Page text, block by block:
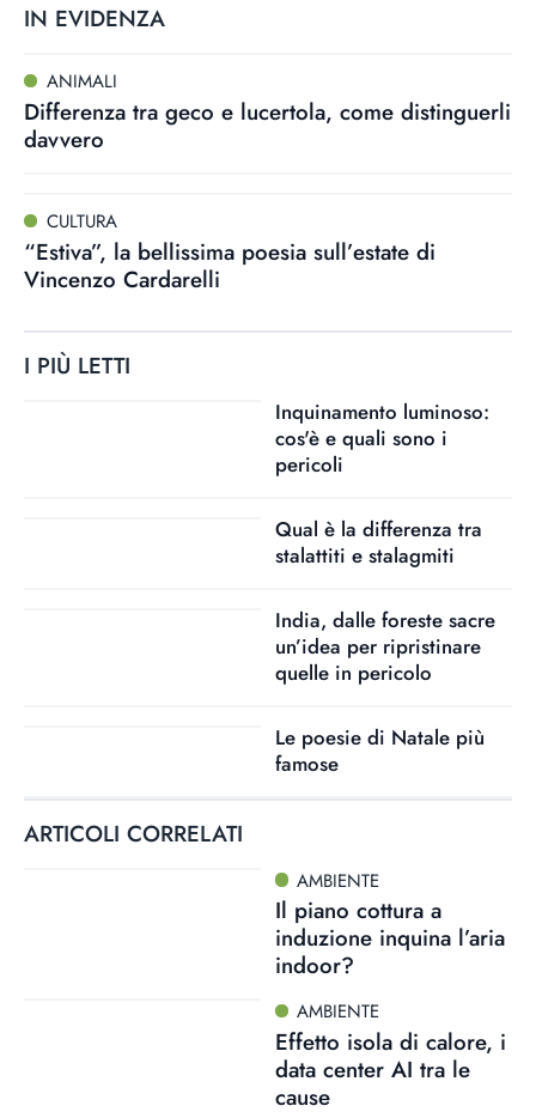
IN EVIDENZA
ANIMALI
Differenza tra geco e lucertola, come distinguerli
davvero
CULTURA
“Estiva”, la bellissima poesia sull’estate di
Vincenzo Cardarelli
I PIÙ LETTI
Inquinamento luminoso:
cos'è e quali sono i
pericoli
Qual è la differenza tra
stalattiti e stalagmiti
India, dalle foreste sacre
un’idea per ripristinare
quelle in pericolo
Le poesie di Natale più
famose
ARTICOLI CORRELATI
AMBIENTE
Il piano cottura a
induzione inquina l’aria
indoor?
AMBIENTE
Effetto isola di calore, i
data center AI tra le
cause